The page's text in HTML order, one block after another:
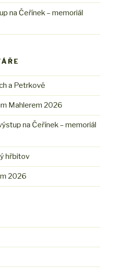
na Čeřínek – memoriál
a Petrkově
Mahlerem 2026
na Čeřínek – memoriál
hřbitov
2026